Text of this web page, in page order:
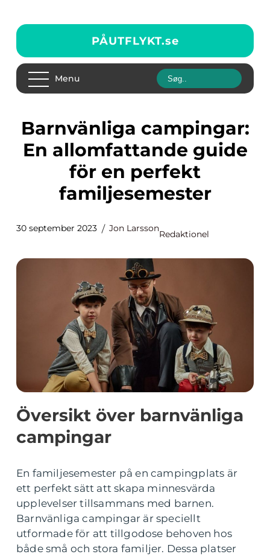
PÅUTFLYKT.se
Menu
Barnvänliga campingar:
En allomfattande guide
för en perfekt
familjesemester
30 september 2023 Jon Larsson
Redaktionel
Översikt över barnvänliga
campingar
En familjesemester på en campingplats är
ett perfekt sätt att skapa minnesvärda
upplevelser tillsammans med barnen.
Barnvänliga campingar är speciellt
utformade för att tillgodose behoven hos
både små och stora familjer. Dessa platser